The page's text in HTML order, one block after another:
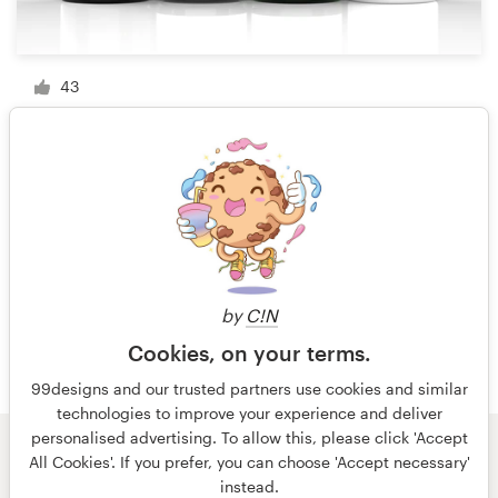
by C!N
Cookies, on your terms.
99designs and our trusted partners use cookies and similar
technologies to improve your experience and deliver
personalised advertising. To allow this, please click 'Accept
All Cookies'. If you prefer, you can choose 'Accept necessary'
instead.
43
1 sur 3
© 99designs
par Vista
Confidentialité